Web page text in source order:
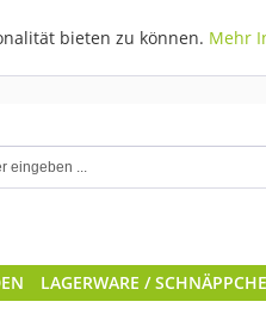
LAGERWARE /
bieten zu können. Mehr